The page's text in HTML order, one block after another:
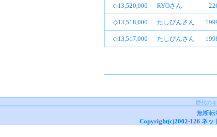
◇13,520,000 RYOさん
◇13,518,000 たしぴんさん
◇13,517,000 たしぴんさん
歴代の
無断
Copyright(c)2002-126 ネッ